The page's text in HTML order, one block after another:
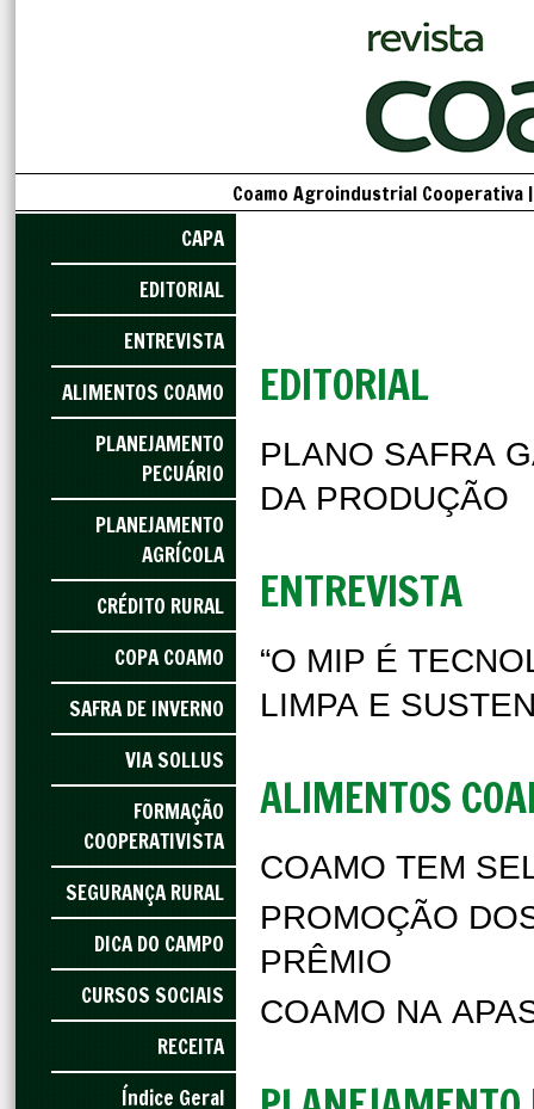
Coamo Agroindustrial Cooperativa
CAPA
EDITORIAL
ENTREVISTA
ALIMENTOS COAMO
PLANEJAMENTO
PECUÁRIO
PLANEJAMENTO
AGRÍCOLA
CRÉDITO RURAL
COPA COAMO
SAFRA DE INVERNO
VIA SOLLUS
FORMAÇÃO
COOPERATIVISTA
SEGURANÇA RURAL
DICA DO CAMPO
CURSOS SOCIAIS
RECEITA
Índice Geral
EDITORIAL
PLANO SAFRA
DA PRODUÇÃO
ENTREVISTA
“O MIP É
LIMPA E
ALIMENTOS
COAMO TEM
PROMOÇÃO
PRÊMIO
COAMO NA